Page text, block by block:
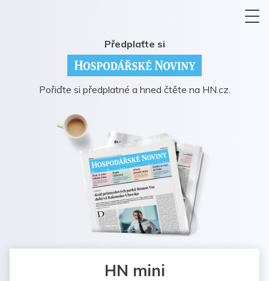
Předplaťte si
Pořiďte si předplatné a hned čtěte na HN.cz.
HN mini